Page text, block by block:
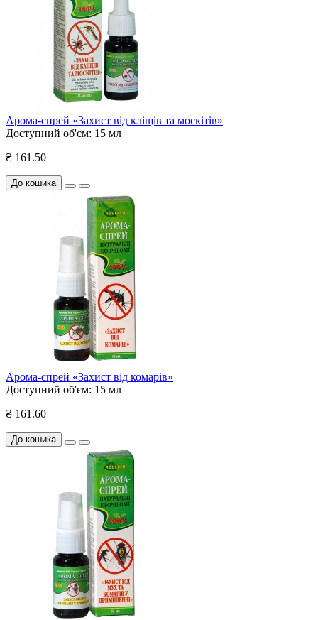
Арома-спрей «Захист від кліщів та москітів»
Доступний об'єм: 15 мл
₴ 161.50
До кошика
Арома-спрей «Захист від комарів»
Доступний об'єм: 15 мл
₴ 161.60
До кошика